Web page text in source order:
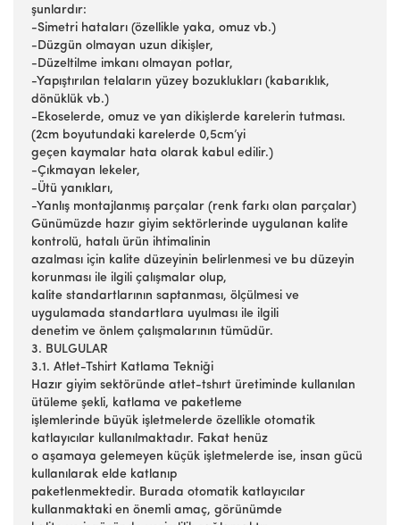
şunlardır:
-Simetri hataları (özellikle yaka, omuz vb.)
-Düzgün olmayan uzun dikişler,
-Düzeltilme imkanı olmayan potlar,
-Yapıştırılan telaların yüzey bozuklukları (kabarıklık,
dönüklük vb.)
-Ekoselerde, omuz ve yan dikişlerde karelerin tutması.
(2cm boyutundaki karelerde 0,5cm’yi
geçen kaymalar hata olarak kabul edilir.)
-Çıkmayan lekeler,
-Ütü yanıkları,
-Yanlış montajlanmış parçalar (renk farkı olan parçalar)
Günümüzde hazır giyim sektörlerinde uygulanan kalite
kontrolü, hatalı ürün ihtimalinin
azalması için kalite düzeyinin belirlenmesi ve bu düzeyin
korunması ile ilgili çalışmalar olup,
kalite standartlarının saptanması, ölçülmesi ve
uygulamada standartlara uyulması ile ilgili
denetim ve önlem çalışmalarının tümüdür.
3. BULGULAR
3.1. Atlet-Tshirt Katlama Tekniği
Hazır giyim sektöründe atlet-tshırt üretiminde kullanılan
ütüleme şekli, katlama ve paketleme
işlemlerinde büyük işletmelerde özellikle otomatik
katlayıcılar kullanılmaktadır. Fakat henüz
o aşamaya gelemeyen küçük işletmelerde ise, insan gücü
kullanılarak elde katlanıp
paketlenmektedir. Burada otomatik katlayıcılar
kullanmaktaki en önemli amaç, görünümde